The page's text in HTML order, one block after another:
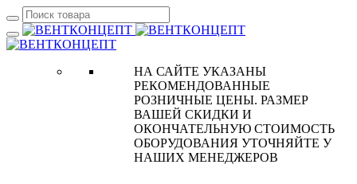
НА САЙТЕ УКАЗАНЫ
РЕКОМЕНДОВАННЫЕ
РОЗНИЧНЫЕ ЦЕНЫ. РАЗМЕР
ВАШЕЙ СКИДКИ И
ОКОНЧАТЕЛЬНУЮ СТОИМОСТЬ
ОБОРУДОВАНИЯ УТОЧНЯЙТЕ У
НАШИХ МЕНЕДЖЕРОВ